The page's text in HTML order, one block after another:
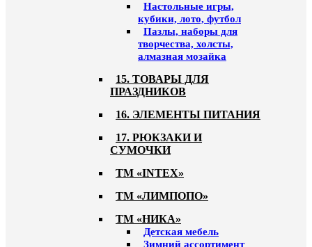
Настольные игры,
кубики, лото, футбол
Пазлы, наборы для
творчества, холсты,
алмазная мозайка
15. ТОВАРЫ ДЛЯ
ПРАЗДНИКОВ
16. ЭЛЕМЕНТЫ ПИТАНИЯ
17. РЮКЗАКИ И
СУМОЧКИ
ТМ «INTEX»
ТМ «ЛИМПОПО»
ТМ «НИКА»
Детская мебель
Зимний ассортимент